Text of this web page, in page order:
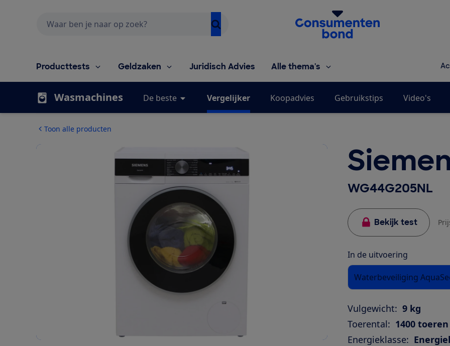
Homepage van de Consumentenbond
Producttests Geldzaken Juridisch Advies Alle thema's
Wasmachines De beste Vergelijker Koopadvies Gebruikstips Video's
Toon alle producten
WG44G205NL
Bekijk test
In de uitvoering
Waterbeveiliging
Vulgewicht: 9 kg
Toerental: 1400 toeren
Energieklasse: